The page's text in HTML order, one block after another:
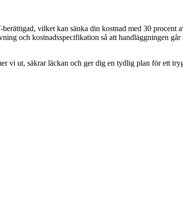
vilket kan sänka din kostnad med 30 procent
och kostnadsspecifikation så att handläggningen
vi ut, säkrar läckan och ger dig en tydlig plan för ett